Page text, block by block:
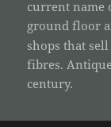
current name
ground floor
shops that
fibres.
century.